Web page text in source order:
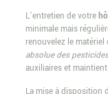
L’entretien de votre
minimale mais
renouvelez le
absolue des
auxiliaires et